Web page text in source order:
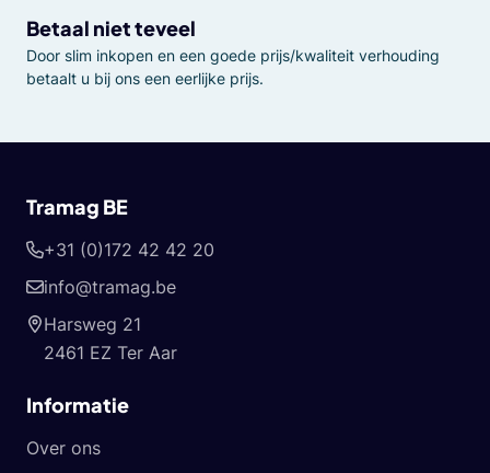
Betaal niet teveel
Door slim inkopen en een goede prijs/kwaliteit verhouding
betaalt u bij ons een eerlijke prijs.
Tramag BE
+31 (0)172 42 42 20
info@tramag.be
Harsweg 21
2461 EZ Ter Aar
Informatie
Over ons